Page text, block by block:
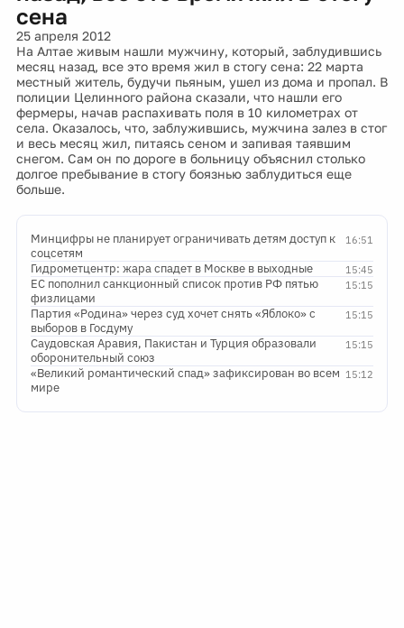
сена
25 апреля 2012
На Алтае живым нашли мужчину, который, заблудившись
месяц назад, все это время жил в стогу сена: 22 марта
местный житель, будучи пьяным, ушел из дома и пропал. В
полиции Целинного района сказали, что нашли его
фермеры, начав распахивать поля в 10 километрах от
села. Оказалось, что, заблужившись, мужчина залез в стог
и весь месяц жил, питаясь сеном и запивая таявшим
снегом. Сам он по дороге в больницу объяснил столько
долгое пребывание в стогу боязнью заблудиться еще
больше.
16:51
Минцифры не планирует ограничивать детям доступ к
соцсетям
15:45
Гидрометцентр: жара спадет в Москве в выходные
15:15
ЕС пополнил санкционный список против РФ пятью
физлицами
15:15
Партия «Родина» через суд хочет снять «Яблоко» с
выборов в Госдуму
15:15
Саудовская Аравия, Пакистан и Турция образовали
оборонительный союз
15:12
«Великий романтический спад» зафиксирован во всем
мире